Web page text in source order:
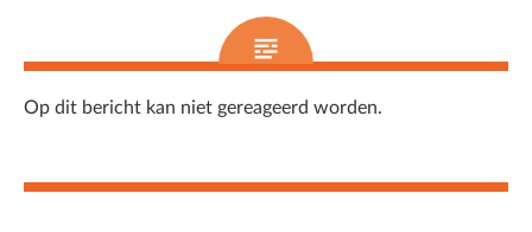
Op dit bericht kan niet gereageerd worden.